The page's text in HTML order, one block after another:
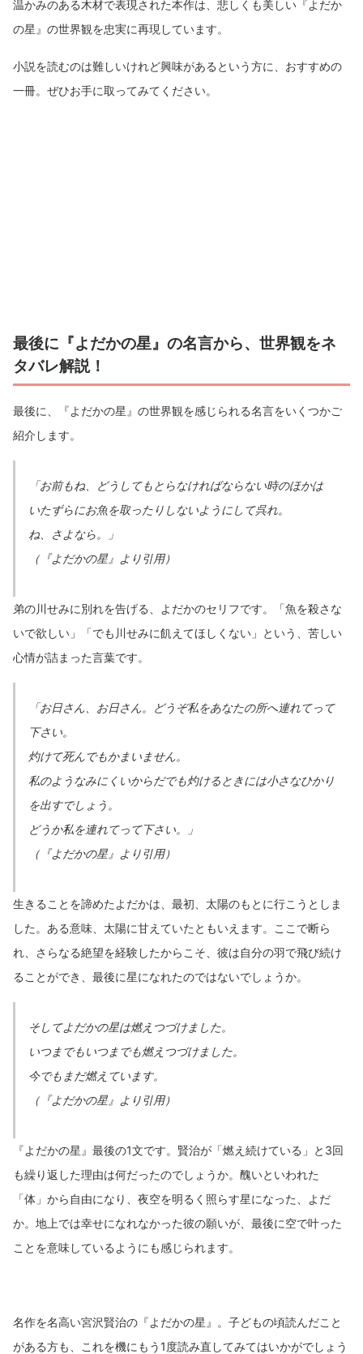
温かみのある木材で表現された本作は、悲しくも美しい『よだか
の星』の世界観を忠実に再現しています。
小説を読むのは難しいけれど興味があるという方に、おすすめの
一冊。ぜひお手に取ってみてください。
最後に『よだかの星』の名言から、世界観をネ
タバレ解説！
最後に、『よだかの星』の世界観を感じられる名言をいくつかご
紹介します。
「お前もね、どうしてもとらなければならない時のほかは
いたずらにお魚を取ったりしないようにして呉れ。
ね、さよなら。」
（『よだかの星』より引用）
弟の川せみに別れを告げる、よだかのセリフです。「魚を殺さな
いで欲しい」「でも川せみに飢えてほしくない」という、苦しい
心情が詰まった言葉です。
「お日さん、お日さん。どうぞ私をあなたの所へ連れてって
下さい。
灼けて死んでもかまいません。
私のようなみにくいからだでも灼けるときには小さなひかり
を出すでしょう。
どうか私を連れてって下さい。」
（『よだかの星』より引用）
生きることを諦めたよだかは、最初、太陽のもとに行こうとしま
した。ある意味、太陽に甘えていたともいえます。ここで断ら
れ、さらなる絶望を経験したからこそ、彼は自分の羽で飛び続け
ることができ、最後に星になれたのではないでしょうか。
そしてよだかの星は燃えつづけました。
いつまでもいつまでも燃えつづけました。
今でもまだ燃えています。
（『よだかの星』より引用）
『よだかの星』最後の1文です。賢治が「燃え続けている」と3回
も繰り返した理由は何だったのでしょうか。醜いといわれた
「体」から自由になり、夜空を明るく照らす星になった、よだ
か。地上では幸せになれなかった彼の願いが、最後に空で叶った
ことを意味しているようにも感じられます。
名作を名高い宮沢賢治の『よだかの星』。子どもの頃読んだこと
がある方も、これを機にもう1度読み直してみてはいかがでしょう